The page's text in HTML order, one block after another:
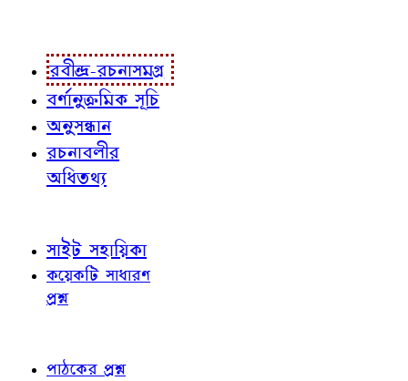
রবীন্দ্র-রচনাসমগ্র
বর্ণানুক্রমিক সূচি
অনুসন্ধান
রচনাবলীর
অধিতথ্য
সাইট সহায়িকা
কয়েকটি সাধারণ
প্রশ্ন
পাঠকের প্রশ্ন